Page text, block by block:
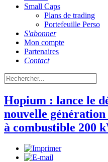
Small Caps
Plans de trading
Portefeuille Perso
S'abonner
Mon compte
Partenaires
Contact
Hopium : lance le
nouvelle génération
à combustible 200